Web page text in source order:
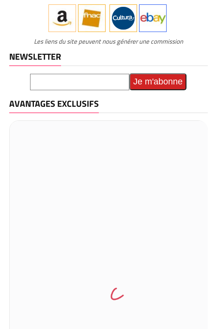
Les liens du site peuvent nous générer une commission
NEWSLETTER
AVANTAGES EXCLUSIFS